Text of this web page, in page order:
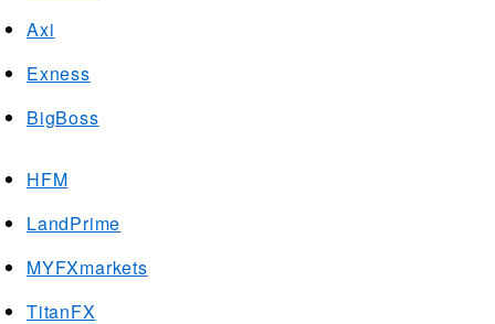
Axi
Exness
BigBoss
HFM
LandPrime
MYFXmarkets
TitanFX